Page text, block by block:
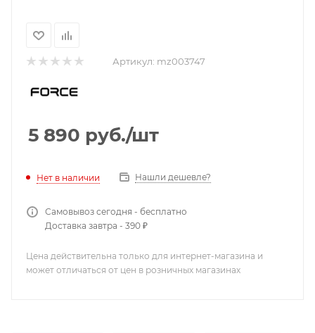
Артикул: mz003747
5 890 руб./шт
Нет в наличии Нашли дешевле?
Самовывоз сегодня - бесплатно
Доставка завтра - 390 ₽
Цена действительна только для интернет-магазина и
может отличаться от цен в розничных магазинах